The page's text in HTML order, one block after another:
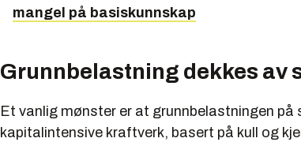
mangel på basiskunnskap
Grunnbelastning dekkes av
Et vanlig mønster er at grunnbelastningen
kapitalintensive kraftverk, basert på kull og